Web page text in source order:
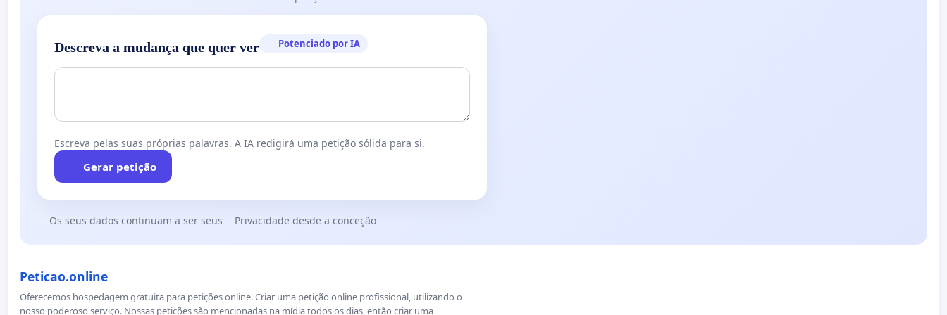
Descreva a mudança que quer ver Potenciado por IA
Escreva pelas suas próprias palavras. A IA redigirá uma petição sólida para si.
Gerar petição
Os seus dados continuam a ser seus Privacidade desde a conceção
Peticao.online
Oferecemos hospedagem gratuita para petições online. Criar uma petição online profissional, utilizando o
nosso poderoso serviço. Nossas petições são mencionadas na mídia todos os dias, então criar uma